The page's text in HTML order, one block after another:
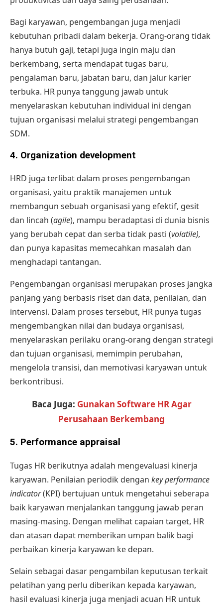
Bagi karyawan, pengembangan juga menjadi
kebutuhan pribadi dalam bekerja. Orang-orang tidak
hanya butuh gaji, tetapi juga ingin maju dan
berkembang, serta mendapat tugas baru,
pengalaman baru, jabatan baru, dan jalur karier
terbuka. HR punya tanggung jawab untuk
menyelaraskan kebutuhan individual ini dengan
tujuan organisasi melalui strategi pengembangan
SDM.
4. Organization development
HRD juga terlibat dalam proses pengembangan
organisasi, yaitu praktik manajemen untuk
membangun sebuah organisasi yang efektif, gesit
dan lincah (agile), mampu beradaptasi di dunia bisnis
yang berubah cepat dan serba tidak pasti (volatile),
dan punya kapasitas memecahkan masalah dan
menghadapi tantangan.
Pengembangan organisasi merupakan proses jangka
panjang yang berbasis riset dan data, penilaian, dan
intervensi. Dalam proses tersebut, HR punya tugas
mengembangkan nilai dan budaya organisasi,
menyelaraskan perilaku orang-orang dengan strategi
dan tujuan organisasi, memimpin perubahan,
mengelola transisi, dan memotivasi karyawan untuk
berkontribusi.
Baca Juga: Gunakan Software HR Agar
Perusahaan Berkembang
5. Performance appraisal
Tugas HR berikutnya adalah mengevaluasi kinerja
karyawan. Penilaian periodik dengan key performance
indicator(KPI) bertujuan untuk mengetahui seberapa
baik karyawan menjalankan tanggung jawab peran
masing-masing. Dengan melihat capaian target, HR
dan atasan dapat memberikan umpan balik bagi
perbaikan kinerja karyawan ke depan.
Selain sebagai dasar pengambilan keputusan terkait
pelatihan yang perlu diberikan kepada karyawan,
hasil evaluasi kinerja juga menjadi acuan HR untuk